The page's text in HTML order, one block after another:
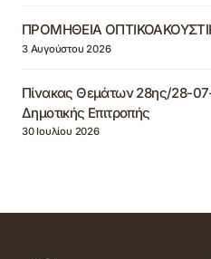
ΠΡΟΜΗΘΕΙΑ
3 Αυγούστου 2026
Πίνακας Θεμάτων 28ης/28-
Δημοτικής Επιτροπής
30 Ιουλίου 2026